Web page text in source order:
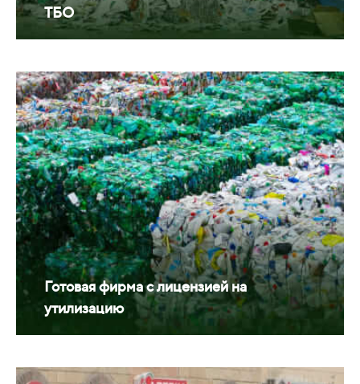
ТБО
Готовая фирма с лицензией на
утилизацию